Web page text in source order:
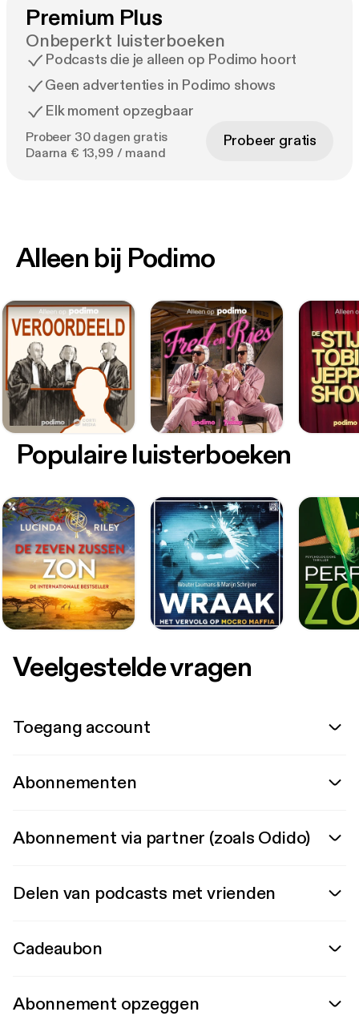
Premium Plus
Onbeperkt luisterboeken
Podcasts die je alleen op Podimo hoort
Geen advertenties in Podimo shows
Elk moment opzegbaar
Probeer 30 dagen gratis
Daarna € 13,99 / maand
Probeer gratis
Alleen bij Podimo
Populaire luisterboeken
Veelgestelde vragen
Toegang account
Abonnementen
Abonnement via partner (zoals Odido)
Delen van podcasts met vrienden
Cadeaubon
Abonnement opzeggen